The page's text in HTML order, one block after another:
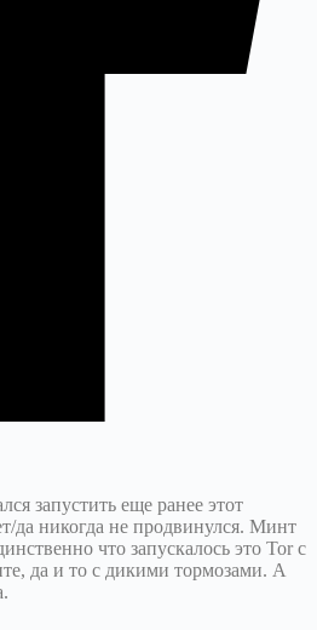
запустить еще ранее этот
да никогда не продвинулся. Минт
что запускалось это Tor с
да и то с дикими тормозами. А